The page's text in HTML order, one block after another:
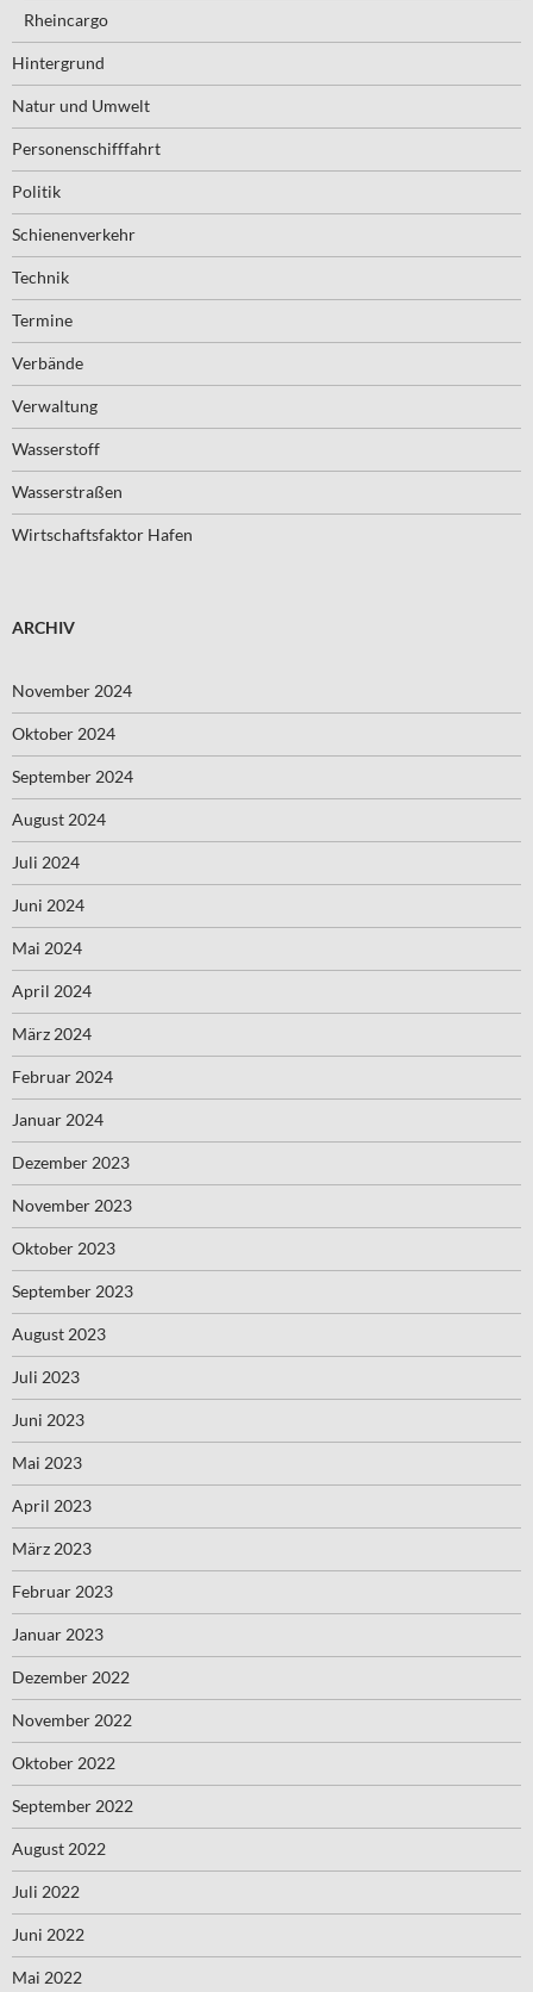
Rheincargo
Hintergrund
Natur und Umwelt
Personenschifffahrt
Politik
Schienenverkehr
Technik
Termine
Verbände
Verwaltung
Wasserstoff
Wasserstraßen
Wirtschaftsfaktor Hafen
ARCHIV
November 2024
Oktober 2024
September 2024
August 2024
Juli 2024
Juni 2024
Mai 2024
April 2024
März 2024
Februar 2024
Januar 2024
Dezember 2023
November 2023
Oktober 2023
September 2023
August 2023
Juli 2023
Juni 2023
Mai 2023
April 2023
März 2023
Februar 2023
Januar 2023
Dezember 2022
November 2022
Oktober 2022
September 2022
August 2022
Juli 2022
Juni 2022
Mai 2022